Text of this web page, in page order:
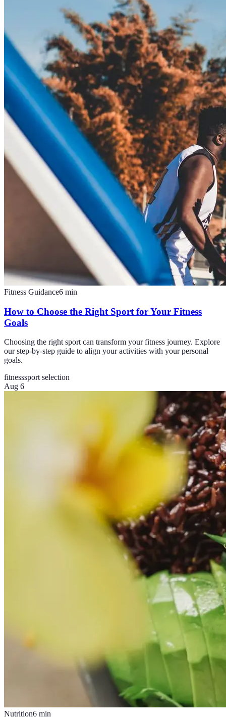
Fitness Guidance6 min
How to Choose the Right Sport for Your Fitness
Goals
Choosing the right sport can transform your fitness journey. Explore
our step-by-step guide to align your activities with your personal
goals.
fitnesssport selection
Aug 6
Nutrition6 min